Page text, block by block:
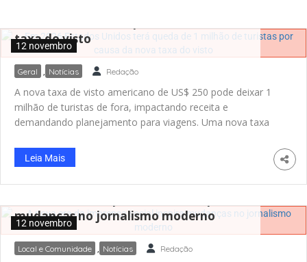
taxa do visto
12 novembro
Geral , Notícias Redação
A nova taxa de visto americano de US$ 250 pode deixar 1
milhão de turistas de fora, impactando receita e
demandando planejamento para viagens. Uma nova taxa
aplicada em breve a visitantes de países fora do programa
de isenção, como Brasil, México, China e Índia, pode
resultar em uma queda significativa no número de turistas
da U.S. Travel, a cobrança adicional deve reduzir em até 1
milhão a quantidade de turistas em 2026, além de causar
uma perda de receita que pode
Leia Mais
mudanças no jornalismo moderno
12 novembro
Local e Comunidade , Notícias Redação